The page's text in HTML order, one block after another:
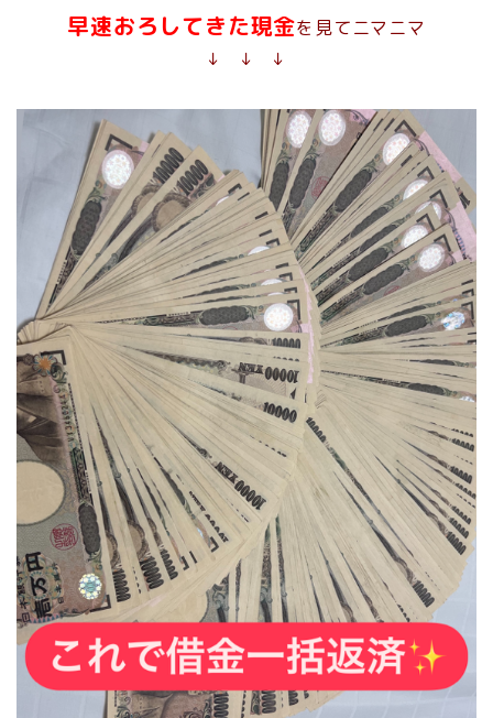
早速おろしてきた現金を見てニマニマ
↓ ↓ ↓